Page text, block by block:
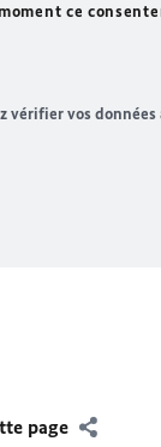
ce
vérifier vos données
page